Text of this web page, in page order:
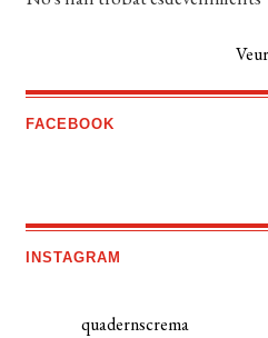
FACEBOOK
INSTAGRAM
quadernscrema